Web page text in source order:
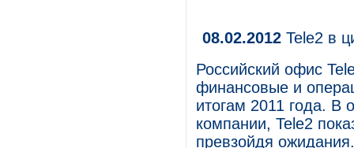
08.02.2012 Tele2 в
Российский офис
финансовые и
итогам 2011 года. В
компании, Tele2
превзойдя